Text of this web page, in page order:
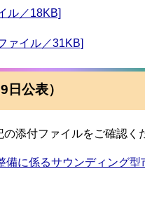
ル／18KB]
ァイル／31KB]
公表）
添付ファイルをご確認く
備に係るサウンディング